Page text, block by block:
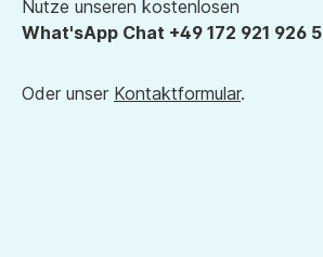
Nutze unseren kostenlosen
What'sApp Chat +49 172 921 926 5
Oder unser Kontaktformular.